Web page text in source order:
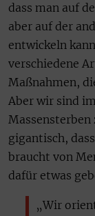
dass man auf
aber auf der
entwickeln
verschiedene
Maßnahmen,
Aber wir sind
Massensterben
gigantisch,
braucht von
dafür etwas
„Wir